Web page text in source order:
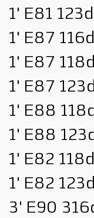
1' E81
1' E87
1' E87
1' E87
1' E88
1' E88
1' E82
1' E82
3' E90